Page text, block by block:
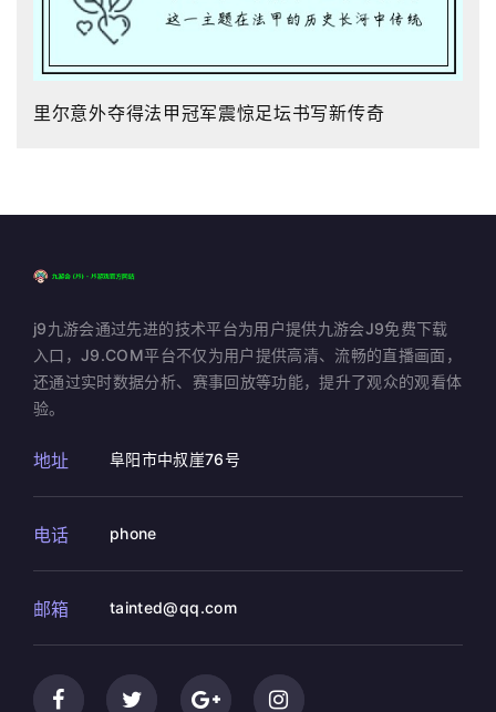
里尔意外夺得法甲冠军震惊足坛书写新传奇
j9九游会通过先进的技术平台为用户提供九游会J9免费下载
入口，J9.COM平台不仅为用户提供高清、流畅的直播画面，
还通过实时数据分析、赛事回放等功能，提升了观众的观看体
验。
地址 阜阳市中叔崖76号
电话 phone
邮箱 tainted@qq.com